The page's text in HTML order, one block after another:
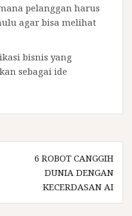
pelanggan harus
agar bisa melihat
bisnis yang
sebagai ide
6 ROBOT CANGGIH
DUNIA DENGAN
KECERDASAN AI